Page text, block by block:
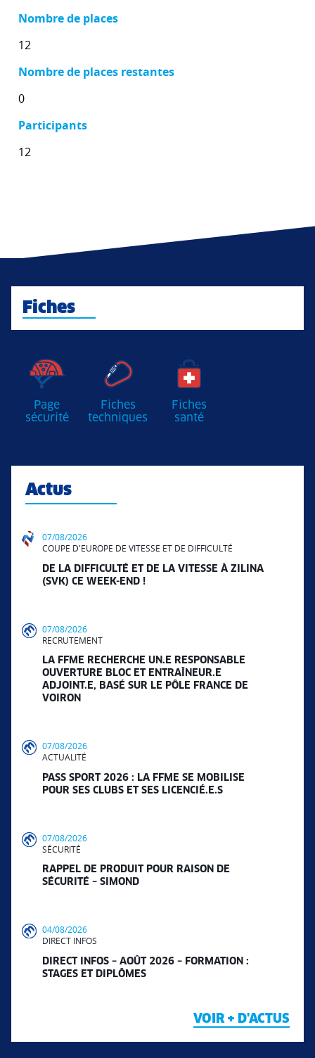
Nombre de places
12
Nombre de places restantes
0
Participants
12
Fiches
Page
sécurité
Fiches
techniques
Fiches
santé
Actus
07/08/2026
COUPE D'EUROPE DE VITESSE ET DE DIFFICULTÉ
DE LA DIFFICULTÉ ET DE LA VITESSE À ZILINA
(SVK) CE WEEK-END !
07/08/2026
RECRUTEMENT
LA FFME RECHERCHE UN.E RESPONSABLE
OUVERTURE BLOC ET ENTRAÎNEUR.E
ADJOINT.E, BASÉ SUR LE PÔLE FRANCE DE
VOIRON
07/08/2026
ACTUALITÉ
PASS SPORT 2026 : LA FFME SE MOBILISE
POUR SES CLUBS ET SES LICENCIÉ.E.S
07/08/2026
SÉCURITÉ
RAPPEL DE PRODUIT POUR RAISON DE
SÉCURITÉ – SIMOND
04/08/2026
DIRECT INFOS
DIRECT INFOS – AOÛT 2026 – FORMATION :
STAGES ET DIPLÔMES
VOIR + D'ACTUS